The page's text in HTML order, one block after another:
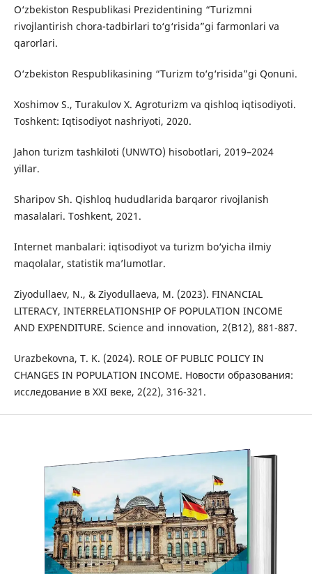
O‘zbekiston Respublikasi Prezidentining “Turizmni
rivojlantirish chora-tadbirlari to‘g‘risida”gi farmonlari va
qarorlari.
O‘zbekiston Respublikasining “Turizm to‘g‘risida”gi Qonuni.
Xoshimov S., Turakulov X. Agroturizm va qishloq iqtisodiyoti.
Toshkent: Iqtisodiyot nashriyoti, 2020.
Jahon turizm tashkiloti (UNWTO) hisobotlari, 2019–2024
yillar.
Sharipov Sh. Qishloq hududlarida barqaror rivojlanish
masalalari. Toshkent, 2021.
Internet manbalari: iqtisodiyot va turizm bo‘yicha ilmiy
maqolalar, statistik ma’lumotlar.
Ziyodullaev, N., & Ziyodullaeva, M. (2023). FINANCIAL
LITERACY, INTERRELATIONSHIP OF POPULATION INCOME
AND EXPENDITURE. Science and innovation, 2(B12), 881-887.
Urazbekovna, T. K. (2024). ROLE OF PUBLIC POLICY IN
CHANGES IN POPULATION INCOME. Новости образования:
исследование в XXI веке, 2(22), 316-321.